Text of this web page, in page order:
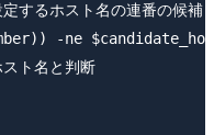
するホスト名の連番の候補
-ne
ト名と判断